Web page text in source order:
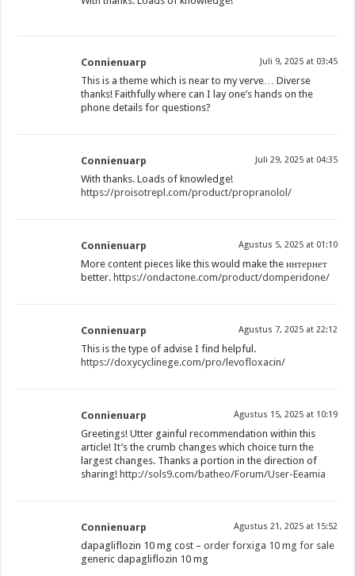
Connienuarp Juli 9, 2025 at 03:45
This is a theme which is near to my verve… Diverse
thanks! Faithfully where can I lay one’s hands on the
phone details for questions?
Connienuarp Juli 29, 2025 at 04:35
With thanks. Loads of knowledge!
https://proisotrepl.com/product/propranolol/
Connienuarp Agustus 5, 2025 at 01:10
More content pieces like this would make the интернет
better.https://ondactone.com/product/domperidone/
Connienuarp Agustus 7, 2025 at 22:12
This is the type of advise I find helpful.
https://doxycyclinege.com/pro/levofloxacin/
Connienuarp Agustus 15, 2025 at 10:19
Greetings! Utter gainful recommendation within this
article! It’s the crumb changes which choice turn the
largest changes. Thanks a portion in the direction of
sharing!http://sols9.com/batheo/Forum/User-Eeamia
Connienuarp Agustus 21, 2025 at 15:52
dapagliflozin 10 mg cost –order forxiga 10 mg for sale
generic dapagliflozin 10 mg